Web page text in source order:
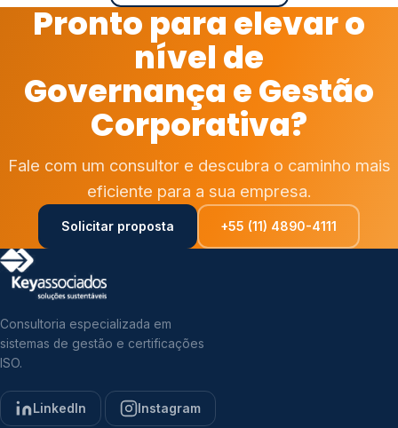
Pronto para elevar o
nível de
Governança e Gestão
Corporativa?
Fale com um consultor e descubra o caminho mais
eficiente para a sua empresa.
Solicitar proposta +55 (11) 4890-4111
Consultoria especializada em
sistemas de gestão e certificações
ISO.
LinkedIn Instagram